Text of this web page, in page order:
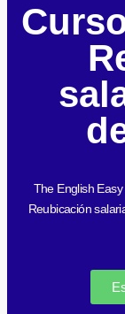
The English
Reubicación